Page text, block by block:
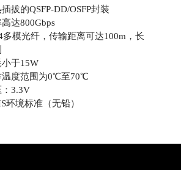
拔的QSFP-DD/OSFP封装
达800Gbps
多模光纤，传输距离可达100m，长
于15W
温度范围为0℃至70℃
：3.3V
环境标准（无铅）